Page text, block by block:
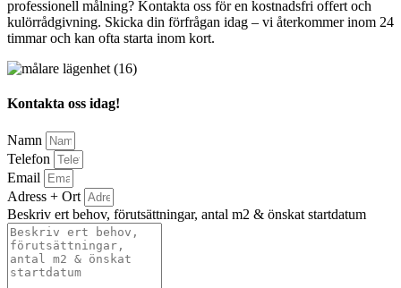
professionell målning? Kontakta oss för en kostnadsfri offert och
kulörrådgivning. Skicka din förfrågan idag – vi återkommer inom 24
timmar och kan ofta starta inom kort.
Kontakta oss idag!
Namn
Telefon
Email
Adress + Ort
Beskriv ert behov, förutsättningar, antal m2 & önskat startdatum